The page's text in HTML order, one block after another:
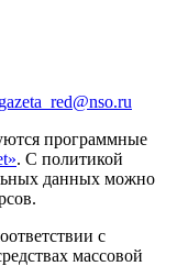
gazeta red@nso.ru
программные
. С политикой
данных можно
с
массовой